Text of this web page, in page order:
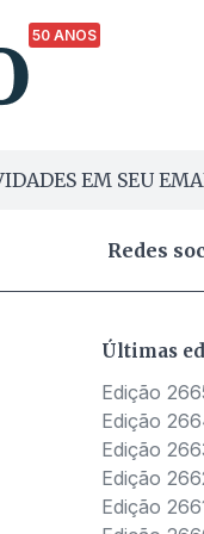
50 ANOS
EM SEU
Redes
Últimas
Edição
Edição
Edição
Edição
Edição